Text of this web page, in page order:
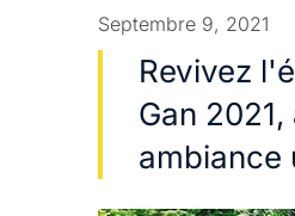
Septembre 9, 2021
Revivez
Gan
ambiance